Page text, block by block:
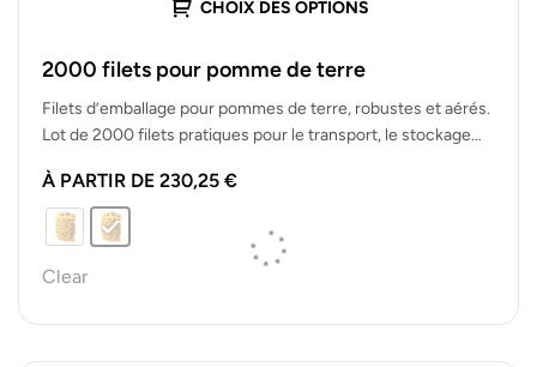
CHOIX DES OPTIONS
2000 filets pour pomme de terre
Filets d’emballage pour pommes de terre, robustes et aérés.
Lot de 2000 filets pratiques pour le transport, le stockage
À PARTIR DE 230,25 €
Clear